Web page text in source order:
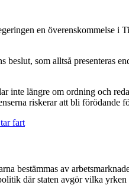
en överenskommelse i
beslut, som alltså presenteras
inte längre om ordning och
riskerar att bli förödande
fart
bestämmas av
där staten avgör vilka